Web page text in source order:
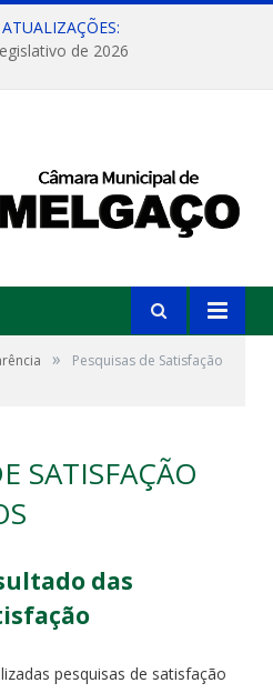
de 2026
»
Pesquisas de Satisfação
SATISFAÇÃO
das
pesquisas de satisfação